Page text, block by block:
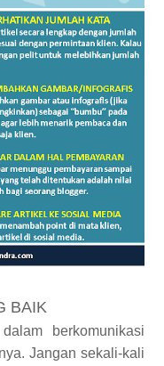
BAIK
berkomunikasi
Jangan sekali-kali